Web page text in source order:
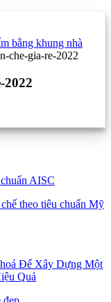
bằng khung nhà
che-gia-re-2022
2022
theo tiêu chuẩn Mỹ
Để Xây Dựng Một
Quả